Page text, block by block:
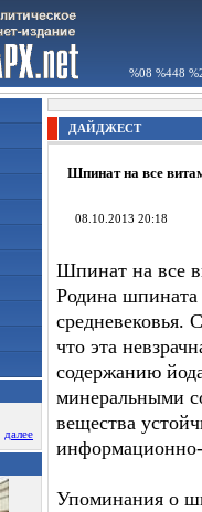
%08 %448
далее
ДАЙДЖЕСТ
Шпинат на все
08.10.2013 20:18
Шпинат на все
Родина
средневековья.
что эта
содержанию
минеральными
вещества
Упоминания о